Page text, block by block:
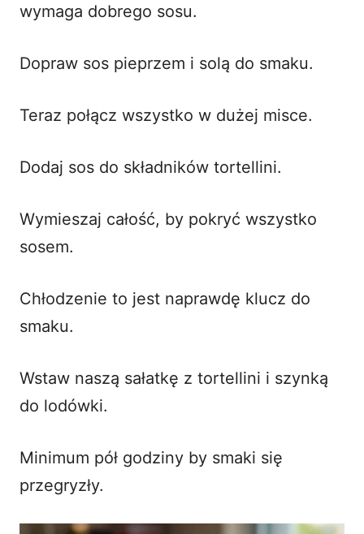
wymaga dobrego sosu.
Dopraw sos pieprzem i solą do smaku.
Teraz połącz wszystko w dużej misce.
Dodaj sos do składników tortellini.
Wymieszaj całość, by pokryć wszystko
sosem.
Chłodzenie to jest naprawdę klucz do
smaku.
Wstaw naszą sałatkę z tortellini i szynką
do lodówki.
Minimum pół godziny by smaki się
przegryzły.